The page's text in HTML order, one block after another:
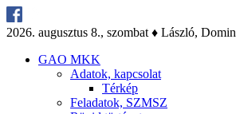
2026. au­gusz­tus 8., szom­bat ♦ Lász­ló,
GAO MKK
Ada­tok, kap­cso­lat
Tér­kép
Fel­ada­tok, SZMSZ